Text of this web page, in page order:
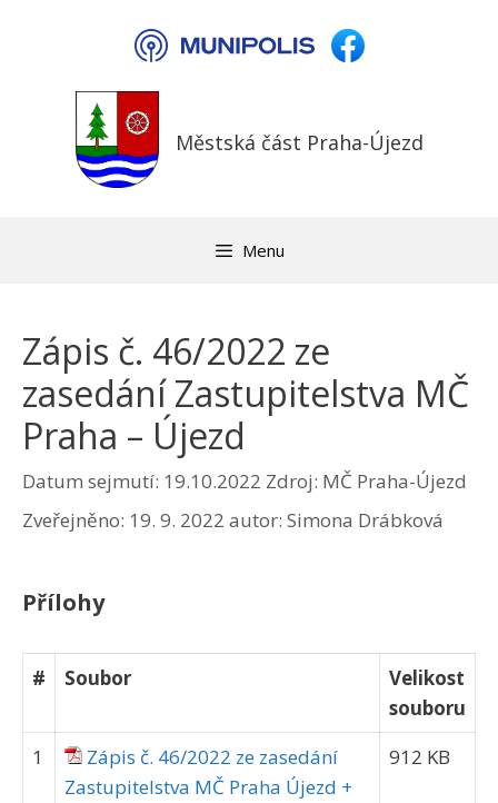
Městská část Praha-Újezd
Menu
Zápis č. 46/2022 ze
zasedání Zastupitelstva MČ
Praha – Újezd
Datum sejmutí: 19.10.2022 Zdroj: MČ Praha-Újezd
Zveřejněno: 19. 9. 2022 autor: Simona Drábková
Přílohy
# Soubor
Velikost
souboru
1
Zápis č. 46/2022 ze zasedání
Zastupitelstva MČ Praha Újezd +
912 KB